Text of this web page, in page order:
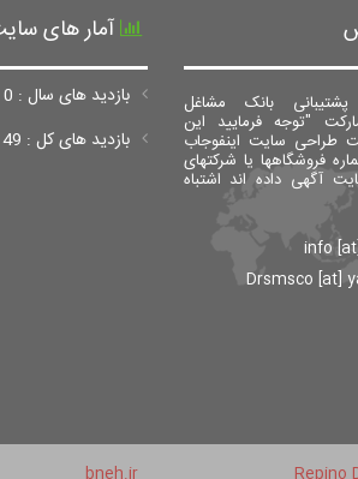
بانک مشاغل
"توجه فرمایید این
طراحی سایت اینفوجاب
فروشگاهها یا شرکتهای
آگهی داده اند اشتباه
info
Drsmsco [at]
آمار های
بازدید های سال : 0
بازدید های کل : 11,120,149